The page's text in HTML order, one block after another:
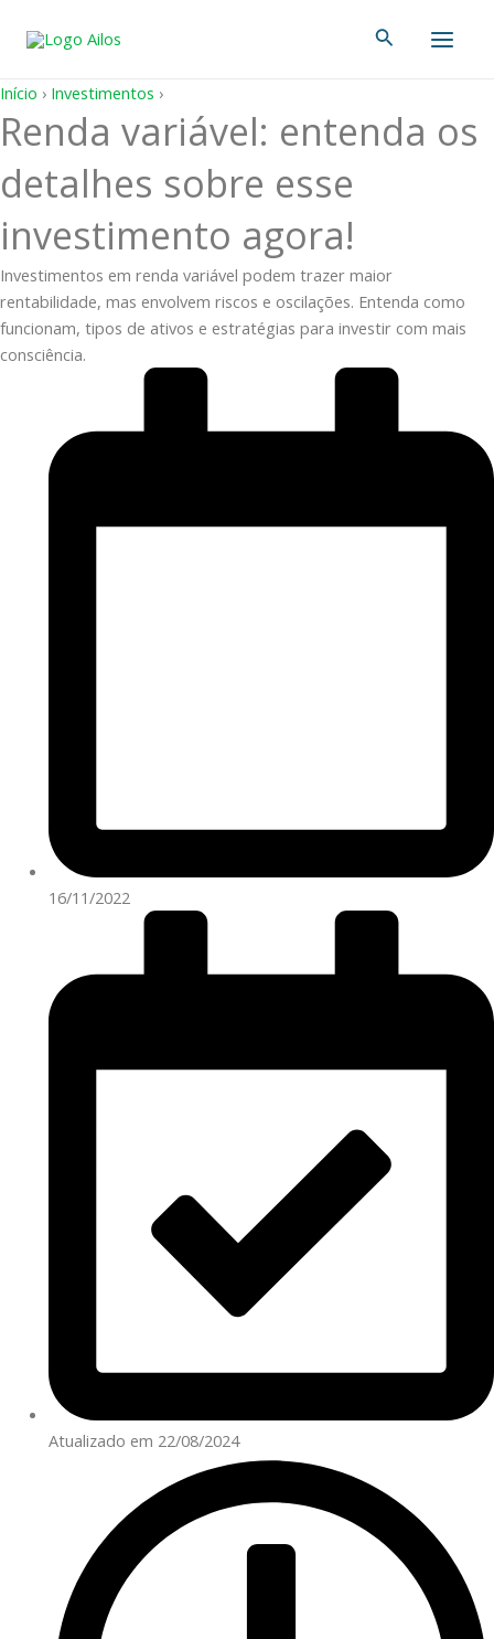
para
conteúdo
Pesquisar
Início › Investimentos ›
Renda variável: entenda os
detalhes sobre esse
investimento agora!
Investimentos em renda variável podem trazer maior
rentabilidade, mas envolvem riscos e oscilações. Entenda como
funcionam, tipos de ativos e estratégias para investir com mais
consciência.
16/11/2022
Atualizado em 22/08/2024